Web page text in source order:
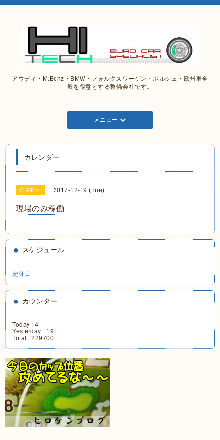
アウディ・M.Benz・BMW・フォルクスワーゲン・ポルシェ・欧州車全
般を得意とする整備会社です。
メニュー
カレンダー
店長不在 2017-12-19 (Tue)
現場のみ稼働
スケジュール
定休日
カウンター
Today :4
Yesterday : 191
Total :229700